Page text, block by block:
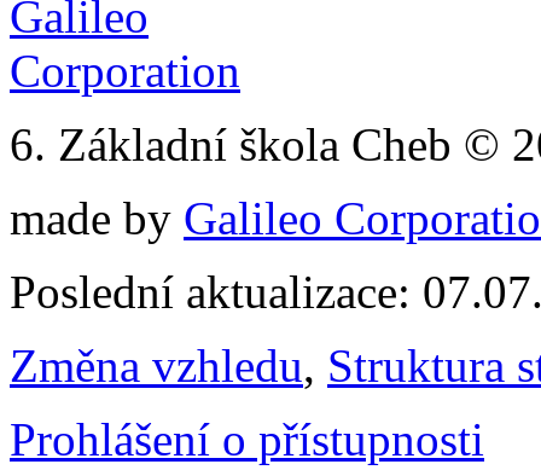
6. Základní škola Cheb ©
made by Galileo
Poslední aktualizace:
Změna vzhledu, Struktura
Prohlášení o přístupnosti